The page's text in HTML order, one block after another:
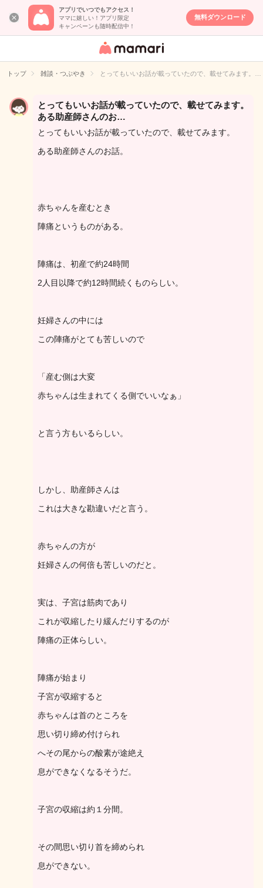
アプリでいつでもアクセス！
ママに嬉しい！アプリ限定
キャンペーンも随時配信中！
無料ダウンロード
女性専用匿名QA
イト
トップ 雑談・つぶやき とってもいいお話が載っていたので、載せてみます。…
とってもいいお話が載っていたので、載せてみます。
ある助産師さんのお…
とってもいいお話が載っていたので、載せてみます。
ある助産師さんのお話。
赤ちゃんを産むとき
陣痛というものがある。
陣痛は、初産で約24時間
2人目以降で約12時間続くものらしい。
妊婦さんの中には
この陣痛がとても苦しいので
「産む側は大変
赤ちゃんは生まれてくる側でいいなぁ」
と言う方もいるらしい。
しかし、助産師さんは
これは大きな勘違いだと言う。
赤ちゃんの方が
妊婦さんの何倍も苦しいのだと。
実は、子宮は筋肉であり
これが収縮したり緩んだりするのが
陣痛の正体らしい。
陣痛が始まり
子宮が収縮すると
赤ちゃんは首のところを
思い切り締め付けられ
へその尾からの酸素が途絶え
息ができなくなるそうだ。
子宮の収縮は約１分間。
その間思い切り首を締められ
息ができない。